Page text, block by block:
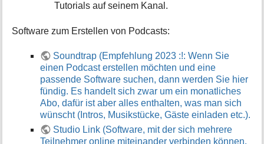
Tutorials auf seinem Kanal.
Software zum Erstellen von Podcasts:
Soundtrap (Empfehlung 2023 :!: Wenn Sie
einen Podcast erstellen möchten und eine
passende Software suchen, dann werden Sie hier
fündig. Es handelt sich zwar um ein monatliches
Abo, dafür ist aber alles enthalten, was man sich
wünscht (Intros, Musikstücke, Gäste einladen etc.).
Studio Link (Software, mit der sich mehrere
Teilnehmer online miteinander verbinden können.